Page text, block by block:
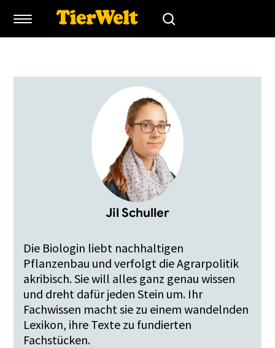
Jil Schuller
Die Biologin liebt nachhaltigen
Pflanzenbau und verfolgt die Agrarpolitik
akribisch. Sie will alles ganz genau wissen
und dreht dafür jeden Stein um. Ihr
Fachwissen macht sie zu einem wandelnden
Lexikon, ihre Texte zu fundierten
Fachstücken.